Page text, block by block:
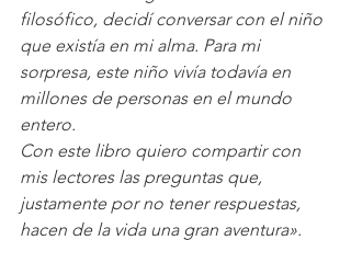
filosófico, decidí conversar con el niño
que existía en mi alma. Para mi
sorpresa, este niño vivía todavía en
millones de personas en el mundo
entero.
Con este libro quiero compartir con
mis lectores las preguntas que,
justamente por no tener respuestas,
hacen de la vida una gran aventura».